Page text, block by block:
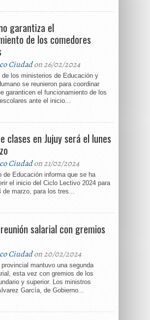
garantiza el
de los comedores
Ciudadon 26/02/2024
de los ministerios de Educación y
se reunieron para coordinar
garanticen el funcionamiento de los
ante el inicio...
clases en Jujuy será el lunes
Ciudadon 21/02/2024
de Educación informa que se ha
el inicio del Ciclo Lectivo 2024 para
de marzo, para los tres...
salarial con gremios
Ciudadon 20/02/2024
provincial mantuvo una segunda
esta vez con gremios de los
y superior. Los ministros
García, de Gobierno...